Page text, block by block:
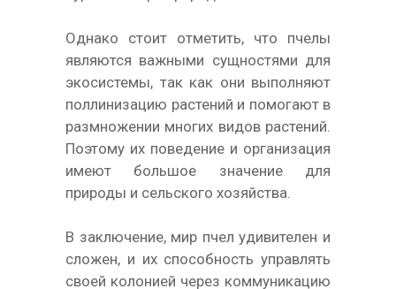
Однако стоит отметить, что пчелы
являются важными сущностями для
экосистемы, так как они выполняют
поллинизацию растений и помогают в
размножении многих видов растений.
Поэтому их поведение и организация
имеют большое значение для
природы и сельского хозяйства.
В заключение, мир пчел удивителен и
сложен, и их способность управлять
своей колонией через коммуникацию